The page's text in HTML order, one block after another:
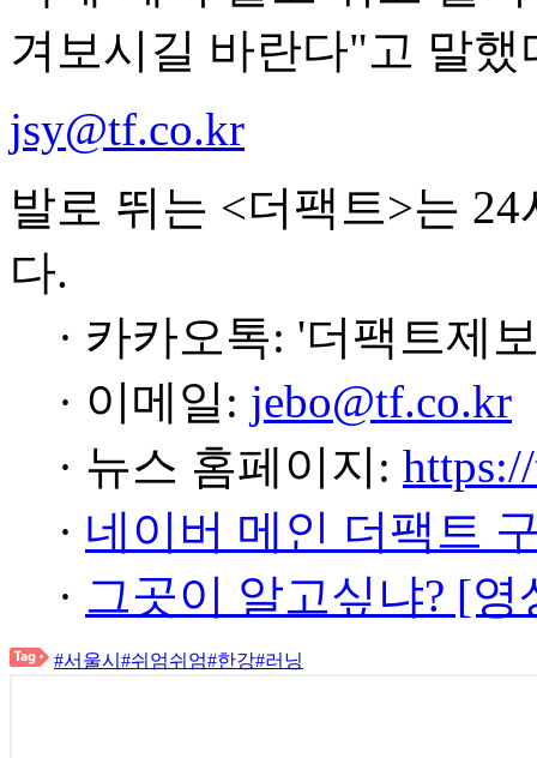
겨보시길 바란다"고 말했
jsy@tf.co.kr
발로 뛰는 <더팩트>는
다.
· 카카오톡: '더팩트제
· 이메일: jebo@tf.co.kr
· 뉴스 홈페이지:
· 네이버 메인 더팩트
· 그곳이 알고싶냐? [
#서울시 #쉬엄쉬엄#한강#러닝